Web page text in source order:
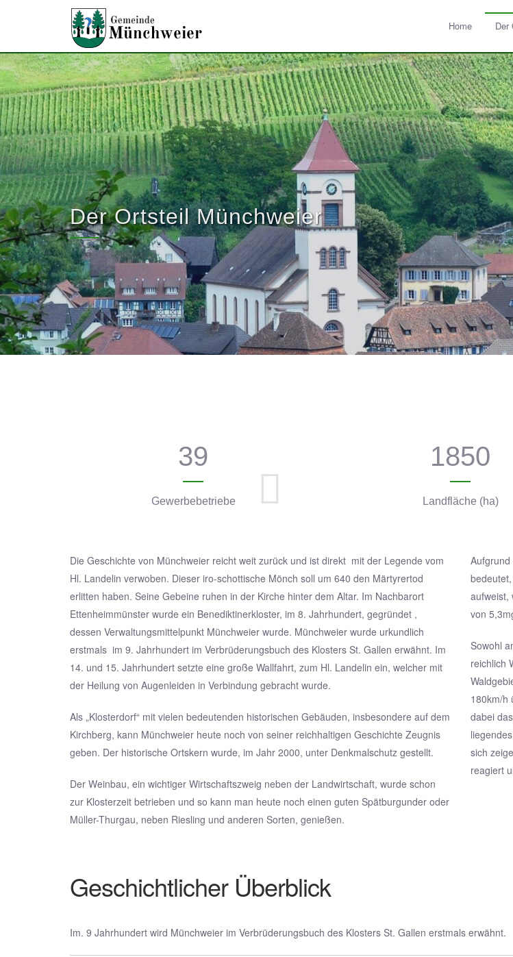
Direkt zum Inhalt
Home Der
.
Der Ortsteil Münchweier
Sie sind hier
39
Gewerbebetriebe
1850
Landfläche (ha)
Die Geschichte von Münchweier reicht weit zurück und ist direkt mit der Legende vom
Hl. Landelin verwoben. Dieser iro-schottische Mönch soll um 640 den Märtyrertod
erlitten haben. Seine Gebeine ruhen in der Kirche hinter dem Altar. Im Nachbarort
Ettenheimmünster wurde ein Benediktinerkloster, im 8. Jahrhundert, gegründet ,
dessen Verwaltungsmittelpunkt Münchweier wurde. Münchweier wurde urkundlich
erstmals im 9. Jahrhundert im Verbrüderungsbuch des Klosters St. Gallen erwähnt. Im
14. und 15. Jahrhundert setzte eine große Wallfahrt, zum Hl. Landelin ein, welcher mit
der Heilung von Augenleiden in Verbindung gebracht wurde.
Als „Klosterdorf“ mit vielen bedeutenden historischen Gebäuden, insbesondere auf dem
Kirchberg, kann Münchweier heute noch von seiner reichhaltigen Geschichte Zeugnis
geben. Der historische Ortskern wurde, im Jahr 2000, unter Denkmalschutz gestellt.
Der Weinbau, ein wichtiger Wirtschaftszweig neben der Landwirtschaft, wurde schon
zur Klosterzeit betrieben und so kann man heute noch einen guten Spätburgunder oder
Müller-Thurgau, neben Riesling und anderen Sorten, genießen.
aufweist,
von
Sowohl
reichlich
180km/h
dabei
sich
reagiert
Geschichtlicher Überblick
Im. 9 Jahrhundert wird Münchweier im Verbrüderungsbuch des Klosters St. Gallen erstmals erwähnt.